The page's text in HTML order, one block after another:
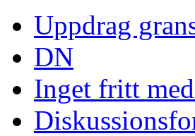
Uppdrag
DN
Inget fritt